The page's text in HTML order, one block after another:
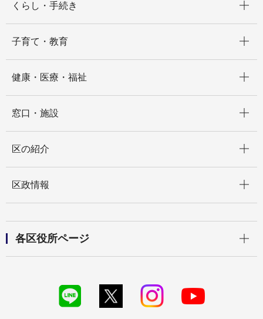
くらし・手続き
子育て・教育
健康・医療・福祉
窓口・施設
区の紹介
区政情報
各区役所ページ